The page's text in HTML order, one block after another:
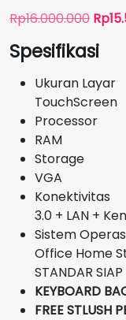
Rp16.000.000 Rp
Spesifikasi
Ukuran Layar
TouchScreen
Processor :
RAM :
Storage :
VGA :
Konektivitas :
3.0 + LAN +
Sistem
Office Home
STANDAR
KEYBOARD
FREE STLUSH